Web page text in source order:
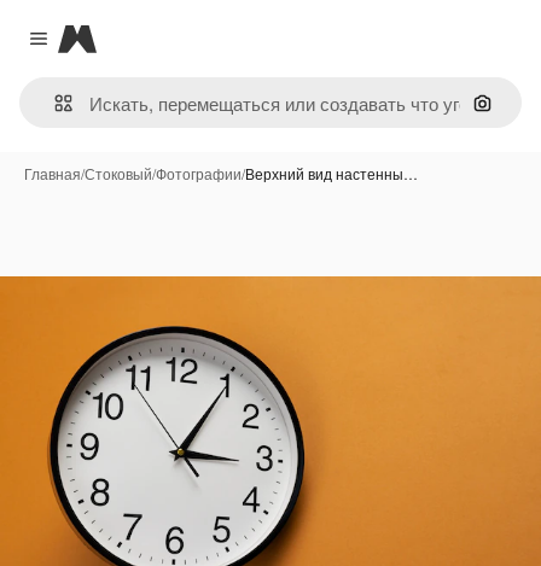
Close menu
Magnific
Поиск
Главная/Стоковый/Фотографии/Верхний вид настенны…